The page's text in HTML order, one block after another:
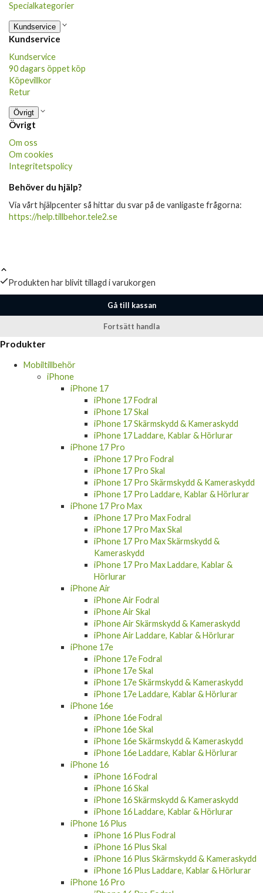
Specialkategorier
Kundservice
Kundservice
Kundservice
90 dagars öppet köp
Köpevillkor
Retur
Övrigt
Övrigt
Om oss
Om cookies
Integritetspolicy
Behöver du hjälp?
Via vårt hjälpcenter så hittar du svar på de vanligaste frågorna:
https://help.tillbehor.tele2.se
Produkten har blivit tillagd i varukorgen
Gå till kassan
Fortsätt handla
Produkter
Mobiltillbehör
iPhone
iPhone 17
iPhone 17 Fodral
iPhone 17 Skal
iPhone 17 Skärmskydd & Kameraskydd
iPhone 17 Laddare, Kablar & Hörlurar
iPhone 17 Pro
iPhone 17 Pro Fodral
iPhone 17 Pro Skal
iPhone 17 Pro Skärmskydd & Kameraskydd
iPhone 17 Pro Laddare, Kablar & Hörlurar
iPhone 17 Pro Max
iPhone 17 Pro Max Fodral
iPhone 17 Pro Max Skal
iPhone 17 Pro Max Skärmskydd &
Kameraskydd
iPhone 17 Pro Max Laddare, Kablar &
Hörlurar
iPhone Air
iPhone Air Fodral
iPhone Air Skal
iPhone Air Skärmskydd & Kameraskydd
iPhone Air Laddare, Kablar & Hörlurar
iPhone 17e
iPhone 17e Fodral
iPhone 17e Skal
iPhone 17e Skärmskydd & Kameraskydd
iPhone 17e Laddare, Kablar & Hörlurar
iPhone 16e
iPhone 16e Fodral
iPhone 16e Skal
iPhone 16e Skärmskydd & Kameraskydd
iPhone 16e Laddare, Kablar & Hörlurar
iPhone 16
iPhone 16 Fodral
iPhone 16 Skal
iPhone 16 Skärmskydd & Kameraskydd
iPhone 16 Laddare, Kablar & Hörlurar
iPhone 16 Plus
iPhone 16 Plus Fodral
iPhone 16 Plus Skal
iPhone 16 Plus Skärmskydd & Kameraskydd
iPhone 16 Plus Laddare, Kablar & Hörlurar
iPhone 16 Pro